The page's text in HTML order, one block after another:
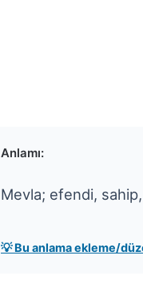
Anlamı:
Mevla; efendi,
💡 Bu anlama ekleme/